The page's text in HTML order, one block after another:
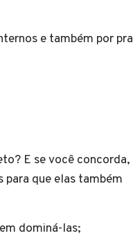
e também por pra
E se você concorda,
para que elas também
dominá-las;